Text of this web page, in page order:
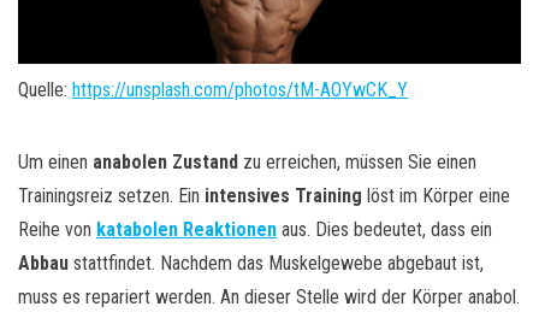
Quelle: https://unsplash.com/photos/tM-AOYwCK_Y
Um einen anabolen Zustand zu erreichen, müssen Sie einen
Trainingsreiz setzen. Ein intensives Training löst im Körper eine
Reihe von katabolen Reaktionen aus. Dies bedeutet, dass ein
Abbau stattfindet. Nachdem das Muskelgewebe abgebaut ist,
muss es repariert werden. An dieser Stelle wird der Körper anabol.